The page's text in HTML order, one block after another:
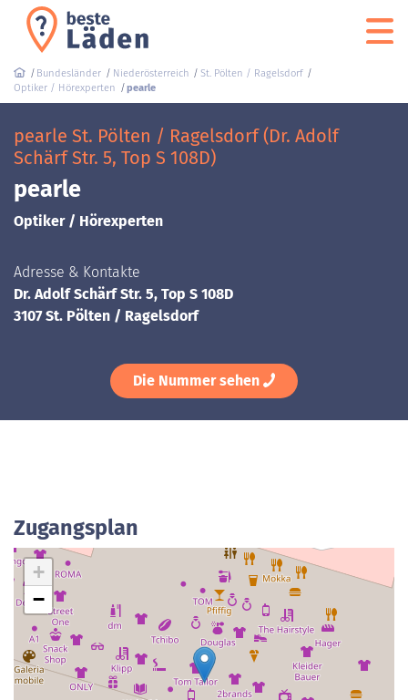
Bundesländer Niederösterreich
St. Pölten / Ragelsdorf
Optiker / Hörexperten
pearle
pearle St. Pölten / Ragelsdorf (Dr. Adolf
Schärf Str. 5, Top S 108D)
pearle
Optiker / Hörexperten
Adresse & Kontakte
Dr. Adolf Schärf Str. 5, Top S 108D
3107 St. Pölten / Ragelsdorf
Die Nummer sehen
Zugangsplan
+
−